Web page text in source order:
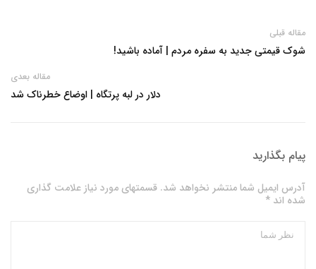
مقاله قبلی
شوک قیمتی جدید به سفره مردم | آماده باشید!
مقاله بعدی
دلار در لبه پرتگاه | اوضاع خطرناک شد
پیام بگذارید
آدرس ایمیل شما منتشر نخواهد شد. قسمتهای مورد نیاز علامت گذاری
شده اند *